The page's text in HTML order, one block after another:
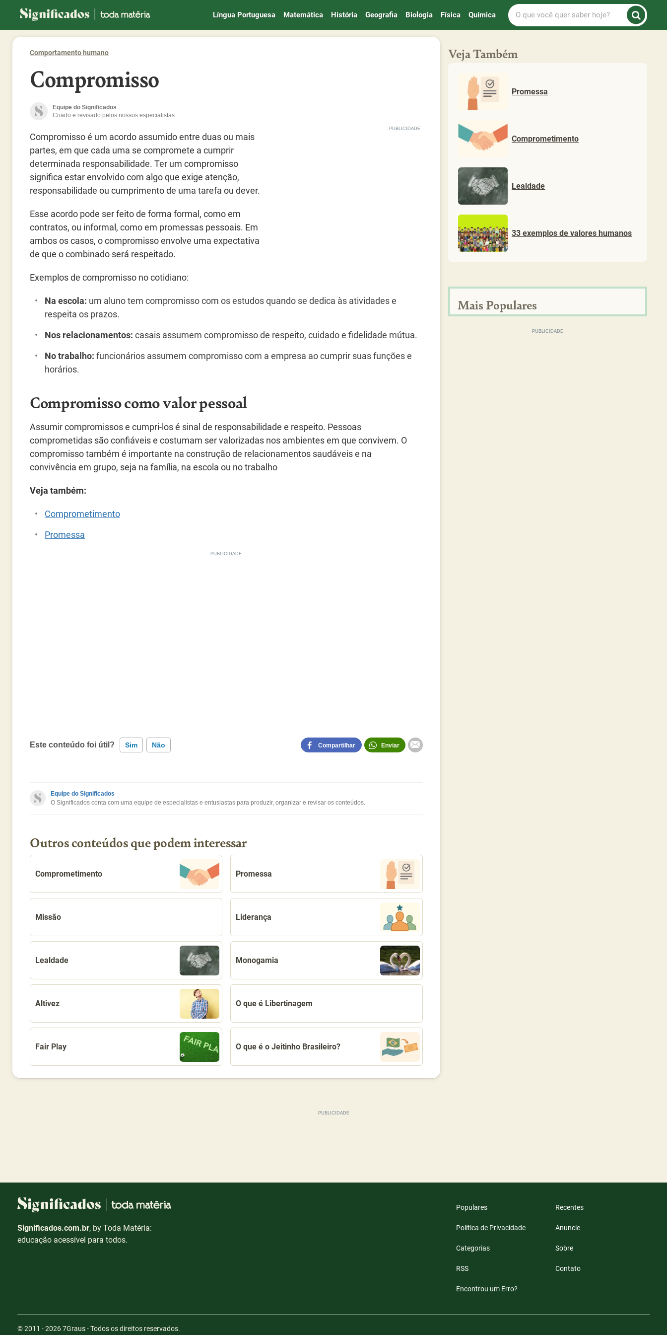
Significados
Língua Portuguesa Matemática História Geografia Biologia Física Química
O
que
você
saber
Comportamento humano
Compromisso
Equipe do Significados
Criado e revisado pelos nossos especialistas
Compromisso é um acordo assumido entre duas ou mais
partes, em que cada uma se compromete a cumprir
determinada responsabilidade. Ter um compromisso
significa estar envolvido com algo que exige atenção,
responsabilidade ou cumprimento de uma tarefa ou dever.
Esse acordo pode ser feito de forma formal, como em
contratos, ou informal, como em promessas pessoais. Em
ambos os casos, o compromisso envolve uma expectativa
de que o combinado será respeitado.
Exemplos de compromisso no cotidiano:
Na escola: um aluno tem compromisso com os estudos quando se dedica às atividades e
respeita os prazos.
Nos relacionamentos: casais assumem compromisso de respeito, cuidado e fidelidade mútua.
No trabalho: funcionários assumem compromisso com a empresa ao cumprir suas funções e
horários.
Compromisso como valor pessoal
Assumir compromissos e cumpri-los é sinal de responsabilidade e respeito. Pessoas
comprometidas são confiáveis e costumam ser valorizadas nos ambientes em que convivem. O
compromisso também é importante na construção de relacionamentos saudáveis e na
convivência em grupo, seja na família, na escola ou no trabalho
Veja também:
Comprometimento
Promessa
Este conteúdo foi útil? Sim Não
Este conteúdo não tem a informação que procuro
Compartilhar Enviar
Equipe do Significados
O Significados conta com uma equipe de especialistas e entusiastas para produzir, organizar e revisar os conteúdos.
Outros conteúdos que podem interessar
Comprometimento Promessa
Missão Liderança
Lealdade Monogamia
Altivez O que é Libertinagem
Fair Play O que é o Jeitinho Brasileiro?
Veja Também
Promessa
Comprometimento
Lealdade
33 exemplos de valores humanos
Mais Populares
Significados.com.br, by Toda Matéria:
educação acessível para todos.
Populares Recentes
Política de Privacidade Anuncie
Categorias Sobre
RSS Contato
Encontrou um Erro?
© 2011 - 20267Graus- Todos os direitos reservados.